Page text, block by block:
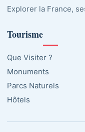
Explorer la France,
Tourisme
Que Visiter ?
Monuments
Parcs Naturels
Hôtels